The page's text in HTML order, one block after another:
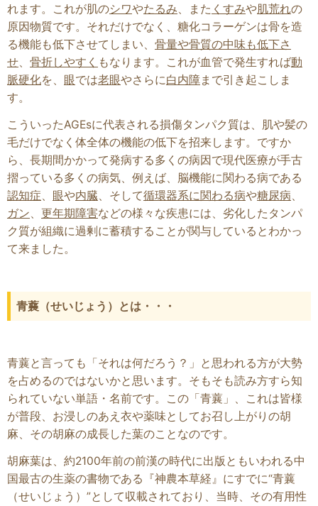
れます。これが肌のシワやたるみ、また くすみや肌荒れの
原因物質です。それだけでなく、糖化コラーゲンは骨を造
る機能も低下させてしまい、 骨量や骨質の中味も低下さ
せ、 骨折しやすく もなります。これが血管で発生すれば動
脈硬化を、 眼では老眼やさらに白内障まで引き起こしま
す。
こういったAGEsに代表される損傷タンパク質は、肌や髪の
毛だけでなく体全体の機能の低下を招来します。ですか
ら、長期間かかって発病する多くの病因で現代医療が手古
摺っている多くの病気、例えば、脳機能に関わる病である
認知症、 眼や内臓、そして循環器系に関わる病や糖尿病、
ガン、 更年期障害などの様々な疾患には、劣化したタンパ
ク質が組織に過剰に蓄積することが関与しているとわかっ
て来ました。
青蘘（せいじょう）とは・・・
青蘘と言っても「それは何だろう？」と思われる方が大勢
を占めるのではないかと思います。そもそも読み方すら知
られていない単語・名前です。この「青蘘」、これは皆様
が普段、お浸しのあえ衣や薬味としてお召し上がりの胡
麻、その胡麻の成長した葉のことなのです。
胡麻葉は、約2100年前の前漢の時代に出版ともいわれる中
国最古の生薬の書物である『神農本草経』にすでに“青蘘
（せいじょう）”として収載されており、当時、その有用性